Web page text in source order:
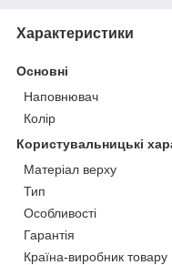
Характеристики
Основні
Наповнювач
Колір
Користувальницькі
Матеріал верху
Тип
Особливості
Гарантія
Країна-виробник товару